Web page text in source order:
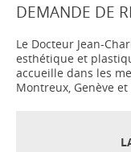
DEMANDE DE
Le Docteur Jean-
esthétique et
accueille dans les
Montreux, Genève et